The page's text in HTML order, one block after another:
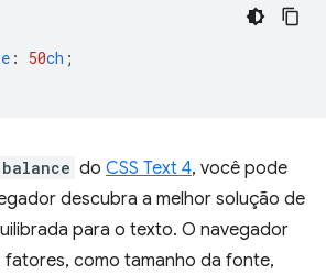
: 50ch ;
do CSS Text 4, você pode
descubra a melhor solução de
para o texto. O navegador
como tamanho da fonte,